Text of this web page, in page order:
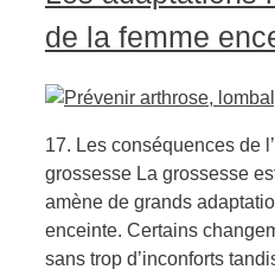
de la femme
17. Les conséquences de
grossesse La grossesse
amène de grands
enceinte. Certains
sans trop d’inconforts